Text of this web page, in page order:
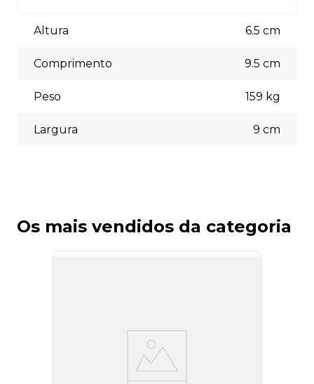
(5% off) cartões de crédito, boleto bancário. Você pode
escolher a opção que melhor se adapte às suas
Altura 6.5 cm
Comprimento 9.5 cm
Peso 159 kg
Largura 9 cm
Os mais vendidos da categoria